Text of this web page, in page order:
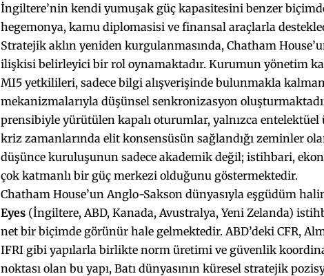
İngiltere’nin kendi yumuşak güç kapasitesini benzer
hegemonya, kamu diplomasisi ve finansal araçlarla
Stratejik aklın yeniden kurgulanmasında, Chatham
ilişkisi belirleyici bir rol oynamaktadır. Kurumun yönetim
MI5 yetkilileri, sadece bilgi alışverişinde bulunmakla
mekanizmalarıyla düşünsel senkronizasyon
prensibiyle yürütülen kapalı oturumlar, yalnızca entelektüel
kriz zamanlarında elit konsensüsün sağlandığı zeminler
düşünce kuruluşunun sadece akademik değil; istihbari,
çok katmanlı bir güç merkezi olduğunu göstermektedir.
Chatham House’un Anglo-Sakson dünyasıyla eşgüdüm
Eyes (İngiltere, ABD, Kanada, Avustralya, Yeni Zelanda)
net bir biçimde görünür hale gelmektedir. ABD’deki CFR,
IFRI gibi yapılarla birlikte norm üretimi ve güvenlik
noktası olan bu yapı, Batı dünyasının küresel stratejik